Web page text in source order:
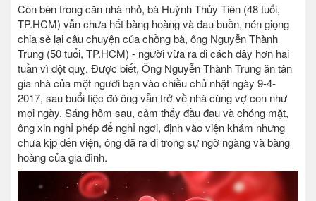
Còn bên trong căn nhà nhỏ, bà Huỳnh Thủy Tiên (48 tuổi,
TP.HCM) vẫn chưa hết bàng hoàng và đau buồn, nén giọng
chia sẻ lại câu chuyện của chồng bà, ông Nguyễn Thành
Trung (50 tuổi, TP.HCM) - người vừa ra đi cách đây hơn hai
tuần vì đột quỵ. Được biết, Ông Nguyễn Thành Trung ăn tân
gia nhà của một người bạn vào chiều chủ nhật ngày 9-4-
2017, sau buổi tiệc đó ông vẫn trở về nhà cùng vợ con như
mọi ngày. Sáng hôm sau, cảm thấy đầu đau và chóng mặt,
ông xin nghỉ phép để nghỉ ngơi, định vào viện khám nhưng
chưa kịp đến viện, ông đã ra đi trong sự ngỡ ngàng và bàng
hoàng của gia đình.